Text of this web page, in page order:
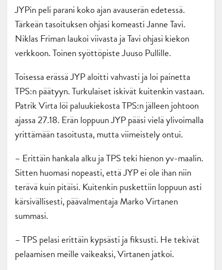
JYPin peli parani koko ajan avauserän edetessä.
Tärkeän tasoituksen ohjasi komeasti Janne Tavi.
Niklas Friman laukoi viivasta ja Tavi ohjasi kiekon
verkkoon. Toinen syöttöpiste Juuso Pullille.
Toisessa erässä JYP aloitti vahvasti ja loi painetta
TPS:n päätyyn. Turkulaiset iskivät kuitenkin vastaan.
Patrik Virta löi paluukiekosta TPS:n jälleen johtoon
ajassa 27.18. Erän loppuun JYP pääsi vielä ylivoimalla
yrittämään tasoitusta, mutta viimeistely ontui.
– Erittäin hankala alku ja TPS teki hienon yv-maalin.
Sitten huomasi nopeasti, että JYP ei ole ihan niin
terävä kuin pitäisi. Kuitenkin puskettiin loppuun asti
kärsivällisesti, päävalmentaja Marko Virtanen
summasi.
– TPS pelasi erittäin kypsästi ja fiksusti. He tekivät
pelaamisen meille vaikeaksi, Virtanen jatkoi.